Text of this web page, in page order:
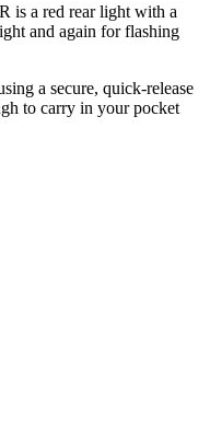
a red rear light with a
and again for flashing
a secure, quick-release
to carry in your pocket